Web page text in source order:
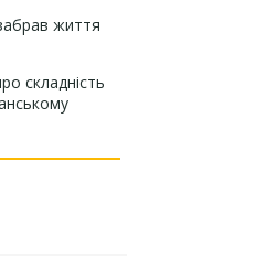
життя
складність